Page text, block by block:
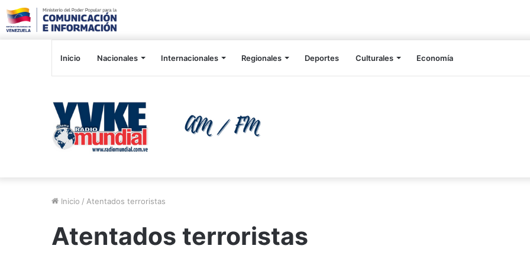
Inicio Nacionales Internacionales Regionales Deportes Culturales Economía
Inicio / Atentados terroristas
Atentados terroristas